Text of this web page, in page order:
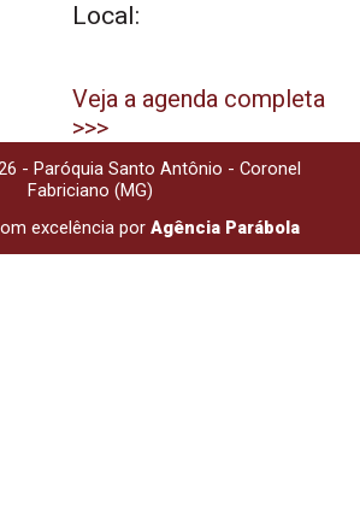
Local:
Veja a agenda completa
>>>
- Paróquia Santo Antônio - Coronel
Fabriciano (MG)
excelência por Agência Parábola